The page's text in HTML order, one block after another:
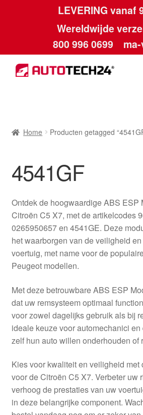
LEVERING vanaf
Wereldwijde
800 996 0699 ma-
Ga
door
Ga
naar
Betalingen
Contact
Kassa
Klachten
Klachtenprocedure
Levering
Mijn account
Over ons
Privacybeleid
Home Producten getagged
4541GF
Ontdek de hoogwaardige ABS ESP
Citroën C5 X7, met de artikelcodes
0265950657 en 4541GE. Deze
het waarborgen van de veiligheid
voertuig, met name voor de
Peugeot modellen.
Met deze betrouwbare ABS ESP
dat uw remsysteem optimaal
voor zowel dagelijks gebruik als bij
ideale keuze voor automechanici
zelf hun auto willen onderhouden of
Kies voor kwaliteit en veiligheid met
voor de Citroën C5 X7. Verbeter uw
verhoog de prestaties van uw
in deze belangrijke component.